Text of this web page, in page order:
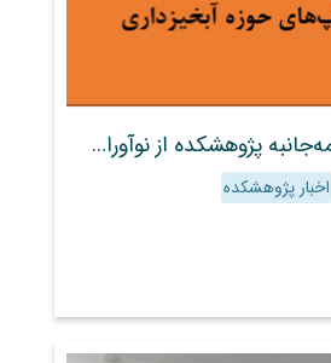
اعلام حمایت همه‌جانبه پژوهشکده از نوآوران و استارتاپ‌های حوزه آبخیزداری
اخبار پژوهشکده